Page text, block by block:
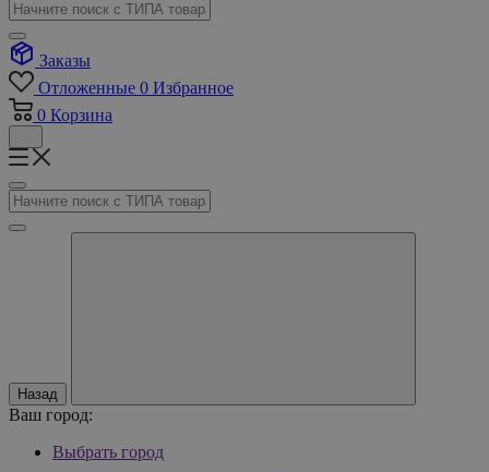
Заказы
Отложенные 0 Избранное
0 Корзина
Назад
Ваш город:
Выбрать город